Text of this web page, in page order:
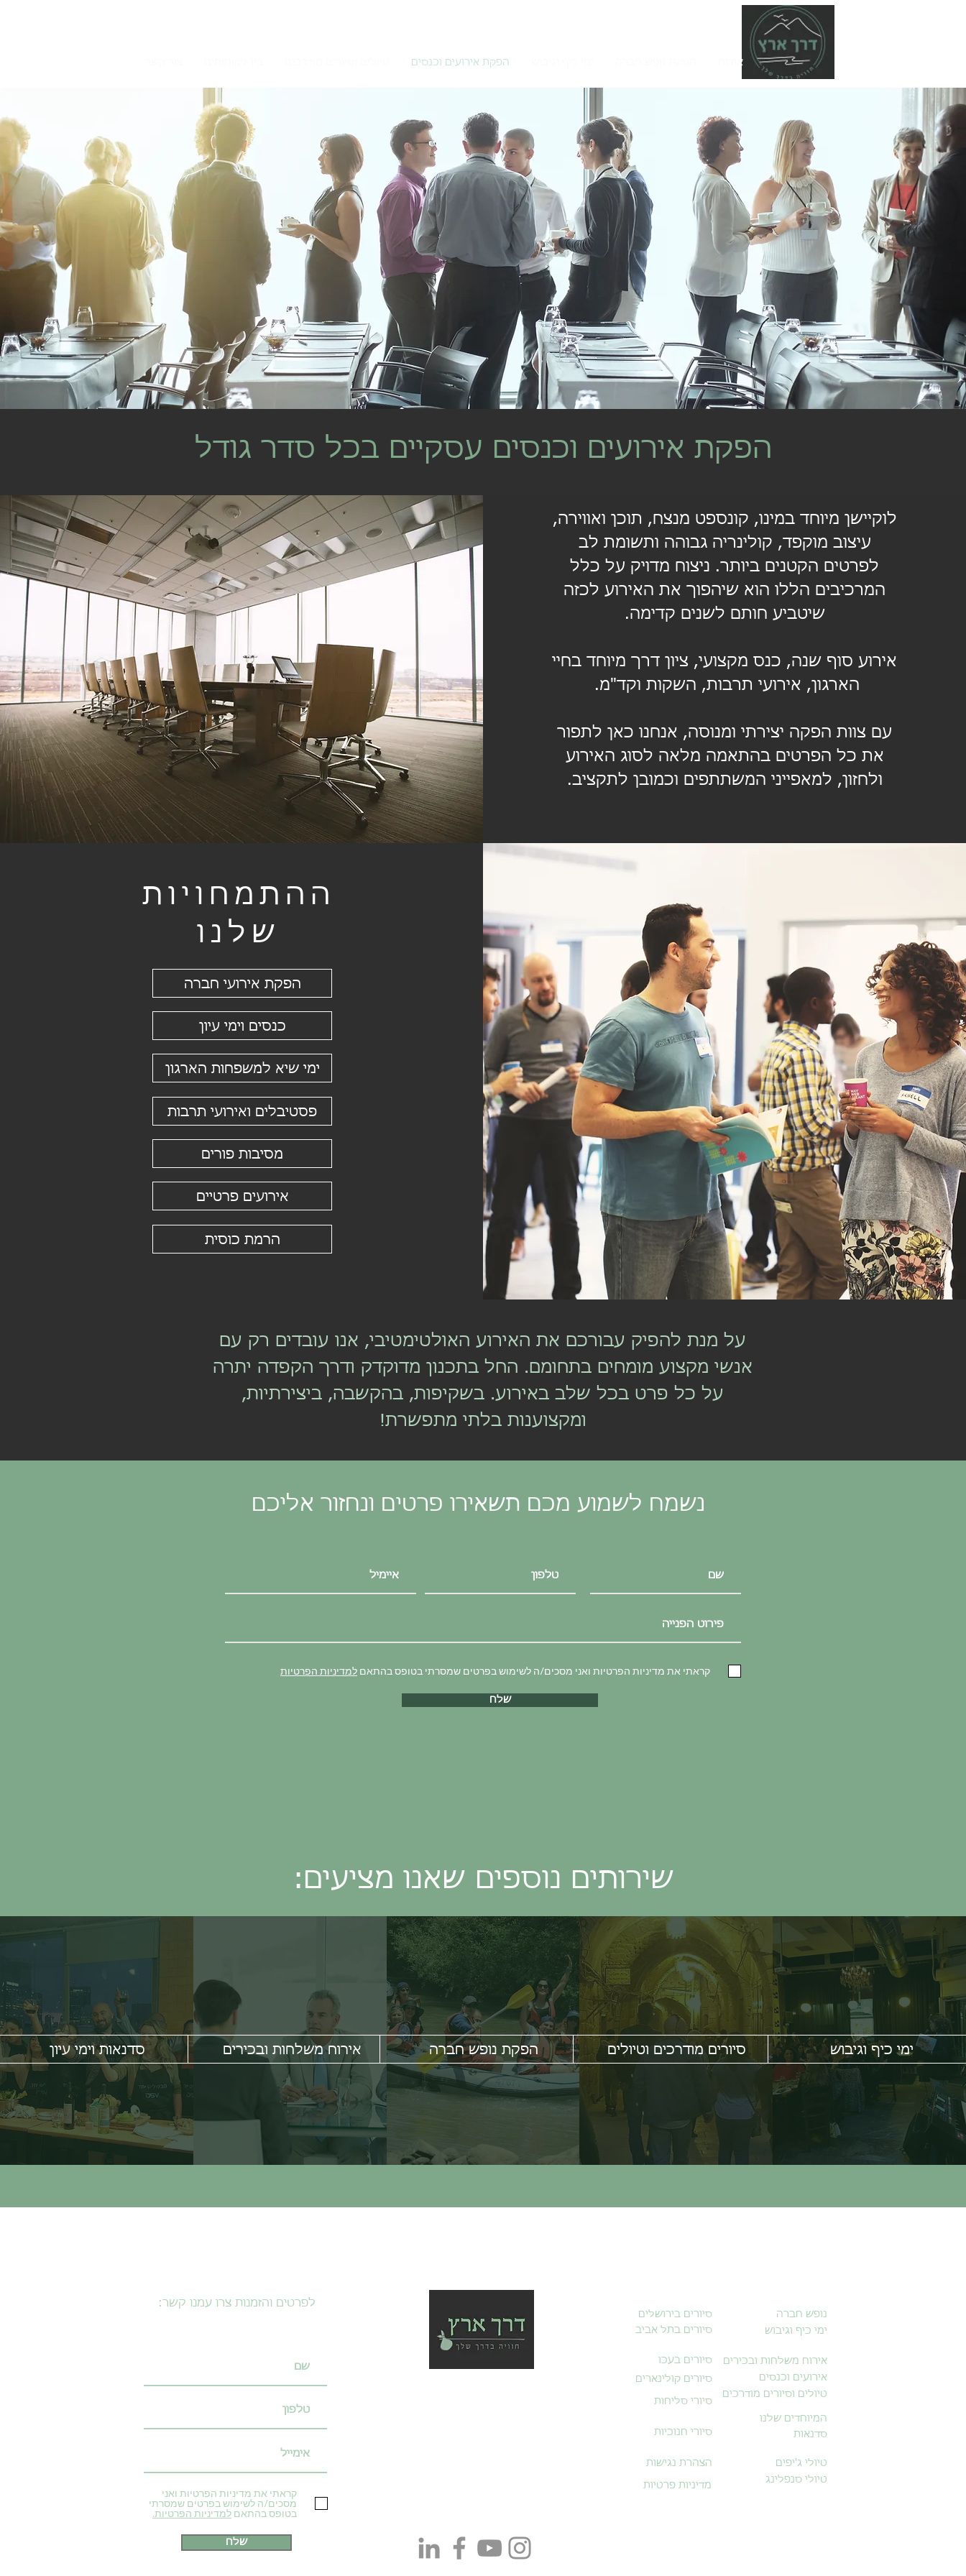
אודות הפקת אירועים וכנסים
הפקת אירועים וכנסים עסקיים בכל סדר גודל
לוקיישן מיוחד במינו, קונספט מנצח, תוכן ואווירה,
עיצוב מוקפד, קולינריה גבוהה ותשומת לב
לפרטים הקטנים ביותר. ניצוח מדויק על כלל
המרכיבים הללו הוא שיהפוך את האירוע לכזה
שיטביע חותם לשנים קדימה.
אירוע סוף שנה, כנס מקצועי, ציון דרך מיוחד בחיי
הארגון, אירועי תרבות, השקות וקד"מ.
עם צוות הפקה יצירתי ומנוסה, אנחנו כאן לתפור
את כל הפרטים בהתאמה מלאה לסוג האירוע
ולחזון, למאפייני המשתתפים וכמובן לתקציב.
ההתמחויות
שלנו
הפקת אירועי חברה
כנסים וימי עיון
ימי שיא למשפחות הארגון
פסטיבלים ואירועי תרבות
מסיבות פורים
אירועים פרטיים
הרמת כוסית
על מנת להפיק עבורכם את האירוע האולטימטיבי, אנו עובדים רק עם
אנשי מקצוע מומחים בתחומם. החל בתכנון מדוקדק ודרך הקפדה יתרה
על כל פרט בכל שלב באירוע. בשקיפות, בהקשבה, ביצירתיות,
ומקצוענות בלתי מתפשרת!
נשמח לשמוע מכם תשאירו פרטים ונחזור אליכם
קראתי את מדיניות הפרטיות ואני מסכים/ה לשימוש בפרטים שמסרתי בטופס בהתאם למדיניות הפרטיות
שלח
שירותים נוספים שאנו מציעים:
סדנאות וימי עיון אירוח משלחות ובכירים הפקת נופש חברה סיורים מודרכים וטיולים ימי כיף וגיבוש
לפרטים והזמנות צרו עמנו קשר:
קראתי את מדיניות הפרטיות ואני
מסכים/ה לשימוש בפרטים שמסרתי
בטופס בהתאם למדיניות הפרטיות.
שלח
סיורים בירושלים
סיורים בתל אביב
נופש חברה
ימי כיף וגיבוש
סיורים בעכו אירוח משלחות ובכירים
סיורים קולינארים
סיורי סליחות
אירועים וכנסים
טיולים וסיורים מודרכים
סיורי חנוכיות
המיוחדים שלנו
סדנאות
הצהרת נגישות טיולי ג'יפים
מדיניות פרטיות
טיולי סנפלינג